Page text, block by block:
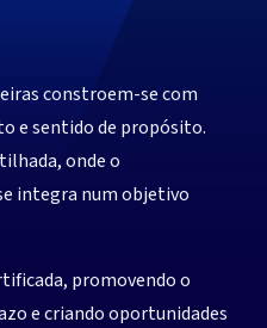
constroem-se com
e sentido de propósito.
onde o
integra num objetivo
promovendo o
e criando oportunidades